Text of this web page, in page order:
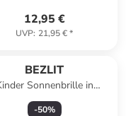
12,95 €
UVP: 21,95 €*
BEZLIT
Sonnenbrille in
Schwarz/Lila
-50%